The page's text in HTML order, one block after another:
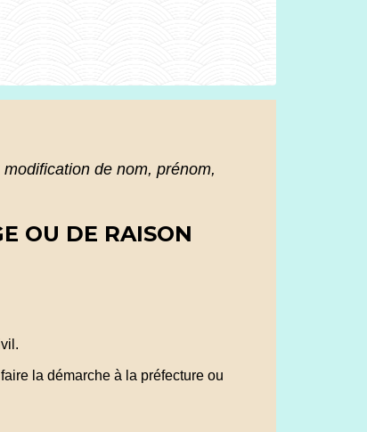
de nom, prénom,
OU DE RAISON
la démarche à la préfecture ou